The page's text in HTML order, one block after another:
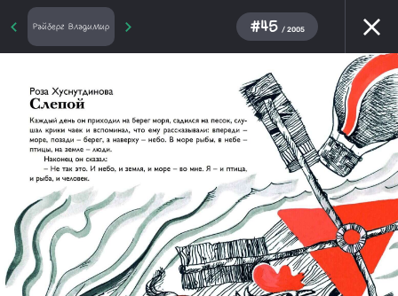
Райберг Владимир #45 / 2005